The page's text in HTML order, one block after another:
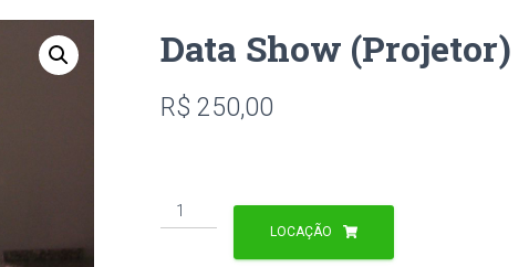
Data Show (Projetor)
R$ 250,00
Data
Show
LOCAÇÃO